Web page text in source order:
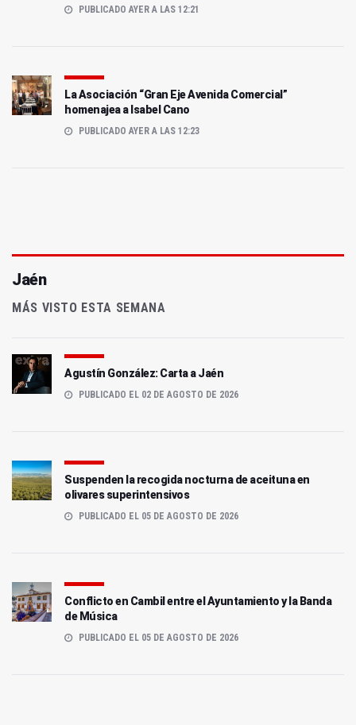
PUBLICADO AYER A LAS 12:21
La Asociación “Gran Eje Avenida Comercial”
homenajea a Isabel Cano
PUBLICADO AYER A LAS 12:23
Jaén
MÁS VISTO ESTA SEMANA
Agustín González: Carta a Jaén
PUBLICADO EL 02 DE AGOSTO DE 2026
Suspenden la recogida nocturna de aceituna en
olivares superintensivos
PUBLICADO EL 05 DE AGOSTO DE 2026
Conflicto en Cambil entre el Ayuntamiento y la Banda
de Música
PUBLICADO EL 05 DE AGOSTO DE 2026